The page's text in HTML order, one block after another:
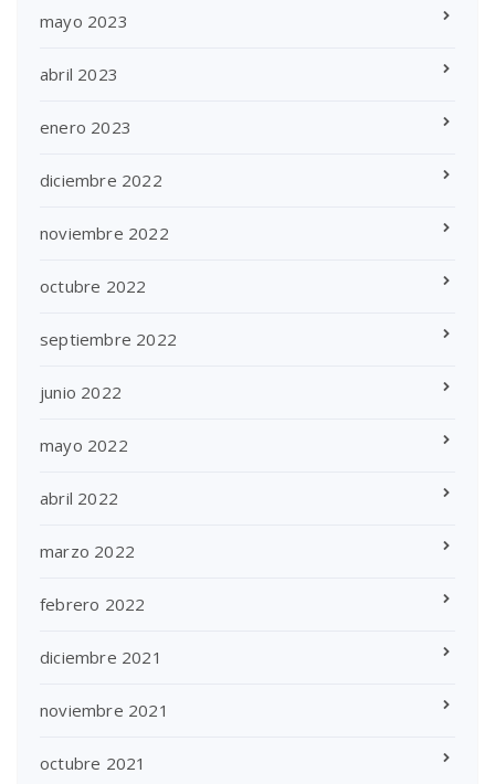
mayo 2023
abril 2023
enero 2023
diciembre 2022
noviembre 2022
octubre 2022
septiembre 2022
junio 2022
mayo 2022
abril 2022
marzo 2022
febrero 2022
diciembre 2021
noviembre 2021
octubre 2021